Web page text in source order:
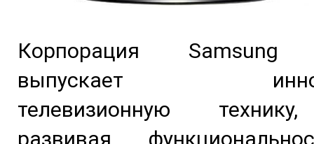
Корпорация Samsung
выпускает
телевизионную
развивая